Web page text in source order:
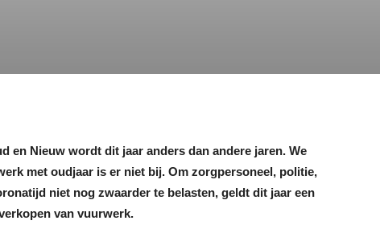
en Nieuw wordt dit jaar anders dan andere jaren. We
met oudjaar is er niet bij. Om zorgpersoneel, politie,
niet nog zwaarder te belasten, geldt dit jaar een
van vuurwerk.